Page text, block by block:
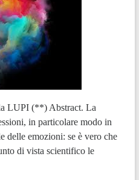
LUPI (**) Abstract. La
in particolare modo in
delle emozioni: se è vero che
di vista scientifico le